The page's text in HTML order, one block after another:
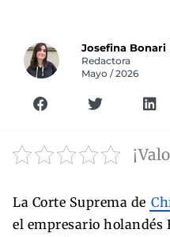
Josefina Bonari
Redactora
Mayo / 2026
La Corte Suprema de
el empresario holandés